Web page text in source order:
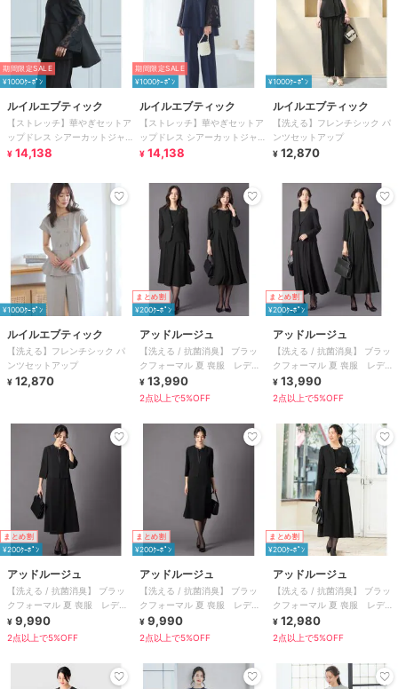
期間限定SALE
¥1000ｸｰﾎﾟﾝ
ルイルエブティック
【ストレッチ】華やぎセットア
ップドレス シアーカットジャ
カードトップス/セミワイドパ
¥ 14,138
期間限定SALE
¥1000ｸｰﾎﾟﾝ
ルイルエブティック
【ストレッチ】華やぎセットア
ップドレス シアーカットジャ
カードトップス/セミワイドパ
¥ 14,138
¥1000ｸｰﾎﾟﾝ
ルイルエブティック
【洗える】フレンチシック パ
ンツセットアップ
¥ 12,870
¥1000ｸｰﾎﾟﾝ
ルイルエブティック
【洗える】フレンチシック パ
ンツセットアップ
¥ 12,870
まとめ割
¥200ｸｰﾎﾟﾝ
アッドルージュ
【洗える / 抗菌消臭】 ブラッ
クフォーマル 夏 喪服 レディ
ース 着丈が選べる 5号～23号
¥ 13,990
2点以上で5%OFF
まとめ割
¥200ｸｰﾎﾟﾝ
アッドルージュ
【洗える / 抗菌消臭】 ブラッ
クフォーマル 夏 喪服 レディ
ース 着丈が選べる 5号～23号
¥ 13,990
2点以上で5%OFF
まとめ割
¥200ｸｰﾎﾟﾝ
アッドルージュ
【洗える / 抗菌消臭】 ブラッ
クフォーマル 夏 喪服 レディ
ース 着丈が選べる 5号～23号
¥ 9,990
2点以上で5%OFF
まとめ割
¥200ｸｰﾎﾟﾝ
アッドルージュ
【洗える / 抗菌消臭】 ブラッ
クフォーマル 夏 喪服 レディ
ース 着丈が選べる 5号～23号
¥ 9,990
2点以上で5%OFF
まとめ割
¥200ｸｰﾎﾟﾝ
アッドルージュ
【洗える / 抗菌消臭】 ブラッ
クフォーマル 夏 喪服 レディ
ース 着丈が選べる 5号～23号
¥ 12,980
2点以上で5%OFF